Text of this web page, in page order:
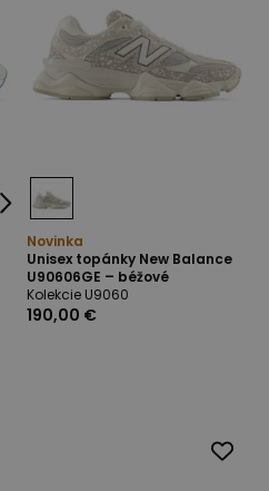
Novinka
Unisex topánky New Balance
U90606GE – béžové
Kolekcie U9060
190,00 €